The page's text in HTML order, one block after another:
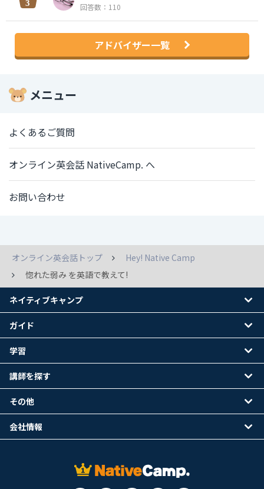
回答数：110
アドバイザー一覧
メニュー
よくあるご質問
オンライン英会話 NativeCamp. へ
お問い合わせ
オンライン英会話トップ
Hey! Native Camp
惚れた弱み を英語で教えて!
ネイティブキャンプ
ガイド
学習
講師を探す
その他
会社情報